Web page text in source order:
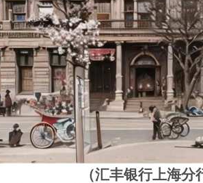
（汇丰银行上海分